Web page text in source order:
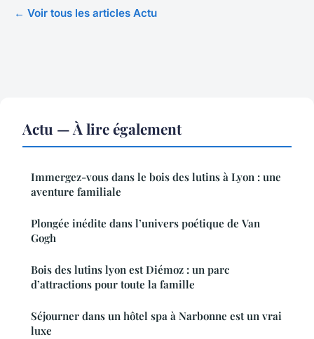
← Voir tous les articles Actu
Actu — À lire également
Immergez-vous dans le bois des lutins à Lyon : une
aventure familiale
Plongée inédite dans l’univers poétique de Van
Gogh
Bois des lutins lyon est Diémoz : un parc
d’attractions pour toute la famille
Séjourner dans un hôtel spa à Narbonne est un vrai
luxe